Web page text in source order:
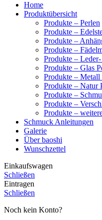
Home
Produktübersicht
Produkte – Perlen
Produkte –
Produkte –
Produkte –
Produkte –
Produkte – Glas
Produkte – Metall
Produkte – Natur
Produkte –
Produkte –
Produkte –
Schmuck Anleitungen
Galerie
Über baoshi
Wunschzettel
Einkaufswagen
Schließen
Eintragen
Schließen
Noch kein Konto?